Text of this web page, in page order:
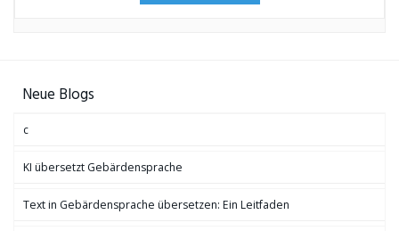
Neue Blogs
c
KI übersetzt Gebärdensprache
Text in Gebärdensprache übersetzen: Ein Leitfaden